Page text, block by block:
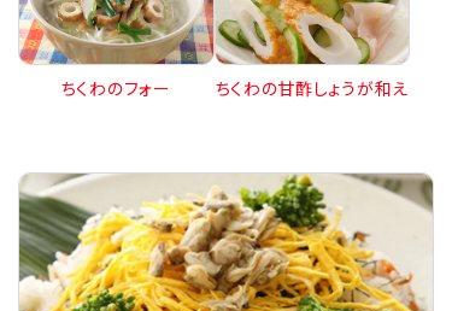
ちくわのフォー ちくわの甘酢しょうが和え